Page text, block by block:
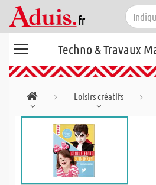
Techno & Travaux
Loisirs créatifs